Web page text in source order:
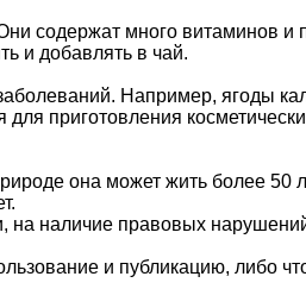
содержат много витаминов
и добавлять в чай.
Например, ягоды
приготовления
она может жить более 50
на наличие правовых
и публикацию, либо